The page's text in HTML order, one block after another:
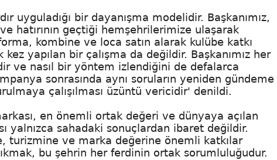
uyguladığı bir dayanışma modelidir. Başkanımız,
hatırının geçtiği hemşehrilerimize ulaşarak
kombine ve loca satın alarak kulübe katkı
yapılan bir çalışma da değildir. Başkanımız her
ve nasıl bir yöntem izlendiğini de defalarca
sonrasında aynı soruların yeniden gündeme
çalışılması üzüntü vericidir' denildi.
en önemli ortak değeri ve dünyaya açılan
yalnızca sahadaki sonuçlardan ibaret değildir.
turizmine ve marka değerine önemli katkılar
bu şehrin her ferdinin ortak sorumluluğudur.